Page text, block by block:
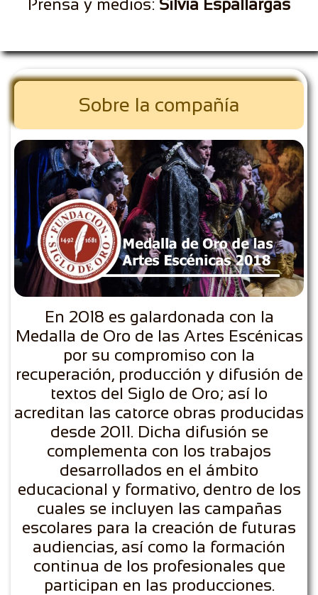
Prensa y medios: Silvia Espallargas
Sobre la compañía
En 2018 es galardonada con la
Medalla de Oro de las Artes Escénicas
por su compromiso con la
recuperación, producción y difusión de
textos del Siglo de Oro; así lo
acreditan las catorce obras producidas
desde 2011. Dicha difusión se
complementa con los trabajos
desarrollados en el ámbito
educacional y formativo, dentro de los
cuales se incluyen las campañas
escolares para la creación de futuras
audiencias, así como la formación
continua de los profesionales que
participan en las producciones.